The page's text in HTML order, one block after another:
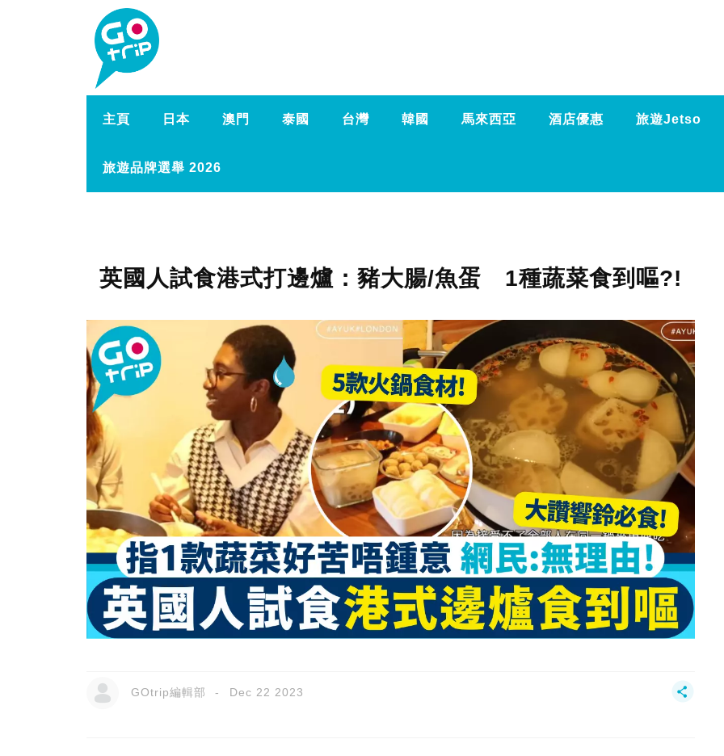
主頁 日本 澳門 泰國 台灣 韓國 馬來西亞 酒店優惠 旅遊Jetso
旅遊品牌選舉 2026
英國人試食港式打邊爐：豬大腸/魚蛋 1種蔬菜食到嘔?!
GOtrip編輯部 Dec 22 2023